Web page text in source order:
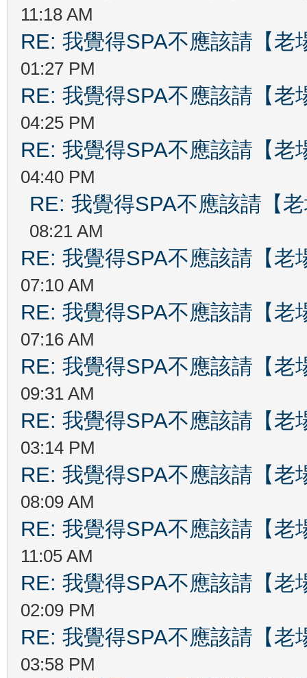
11:18 AM
RE: 我覺得SPA不應該請【老
01:27 PM
RE: 我覺得SPA不應該請【老
04:25 PM
RE: 我覺得SPA不應該請【老
04:40 PM
RE: 我覺得SPA不應該請【
08:21 AM
RE: 我覺得SPA不應該請【老
07:10 AM
RE: 我覺得SPA不應該請【老
07:16 AM
RE: 我覺得SPA不應該請【老
09:31 AM
RE: 我覺得SPA不應該請【老
03:14 PM
RE: 我覺得SPA不應該請【老
08:09 AM
RE: 我覺得SPA不應該請【老
11:05 AM
RE: 我覺得SPA不應該請【老
02:09 PM
RE: 我覺得SPA不應該請【老
03:58 PM